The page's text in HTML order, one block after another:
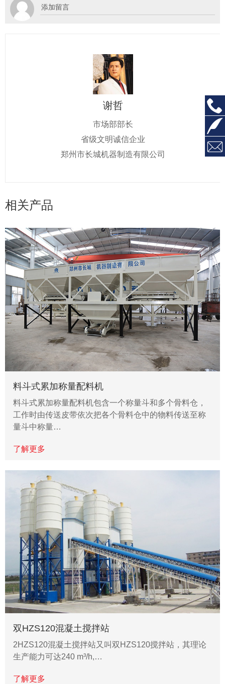
谢哲
市场部部长
省级文明诚信企业
郑州市长城机器制造有限公司
相关产品
料斗式累加称量配料机
料斗式累加称量配料机包含一个称量斗和多个骨料仓，
工作时由传送皮带依次把各个骨料仓中的物料传送至称
量斗中称量…
了解更多
双HZS120混凝土搅拌站
2HZS120混凝土搅拌站又叫双HZS120搅拌站，其理论
生产能力可达240 m³/h,…
了解更多